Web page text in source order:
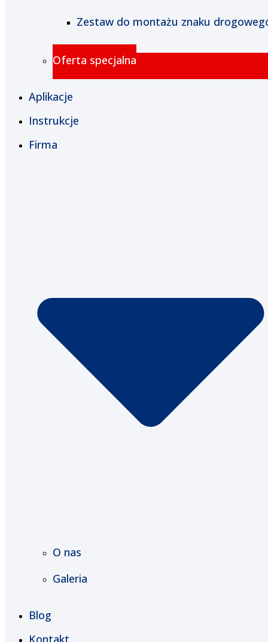
Zestaw do montażu znaku
Oferta specjalna
Aplikacje
Instrukcje
Firma
O nas
Galeria
Blog
Kontakt